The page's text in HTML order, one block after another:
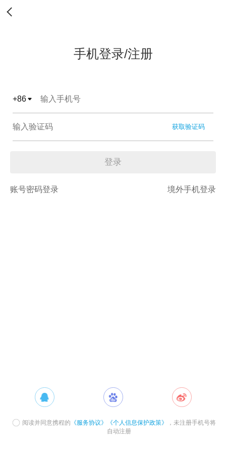
手机登录/注册
+86
获取验证码
登录
账号密码登录 境外手机登录
阅读并同意携程的 《服务协议》 《个人信息保护政策》
，未注册手机号将
自动注册